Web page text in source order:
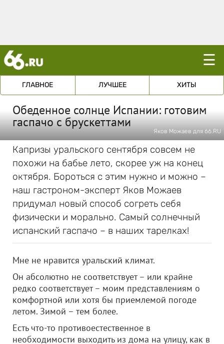
☰
ГЛАВНОЕ ЛУЧШЕЕ ХИТЫ
Обеденное солнце Испании: готовим
гаспачо с брускеттами
Яков Можаев для 66.RU
Капризы уральского сентября совсем не
похожи на бабье лето, скорее уж на конец
октября. Бороться с этим нужно и можно –
наш гастроном-эксперт Яков Можаев
придумал новый способ согреть себя
физически и морально. Самый солнечный
испанский гаспачо – в наших тарелках!
Мне не нравится уральский климат.
Он абсолютно не соответствует – или крайне
редко соответствует – моим представлениям о
комфортной или хотя бы приемлемой погоде
летом. Зимой – тем более.
Есть что-то противоестественное в
необходимости выходить из дома на улицу, как в